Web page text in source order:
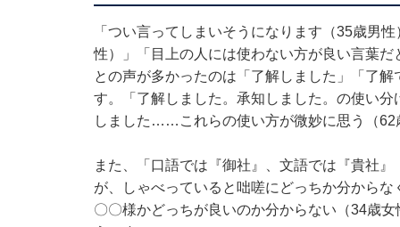
「つい言ってしまいそうになります（35歳男
性）」「目上の人には使わない方が良い言葉
との声が多かったのは「了解しました」「了
す。「了解しました。承知しました。の使い
しました……これらの使い方が微妙に思う（62
また、「口語では『御社』、文語では『貴社
が、しゃべっていると咄嗟にどっちか分から
〇〇様かどっちが良いのか分からない（34歳